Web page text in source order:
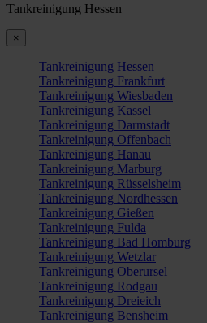
Tankreinigung Hessen
×
Tankreinigung Hessen
Tankreinigung Frankfurt
Tankreinigung Wiesbaden
Tankreinigung Kassel
Tankreinigung Darmstadt
Tankreinigung Offenbach
Tankreinigung Hanau
Tankreinigung Marburg
Tankreinigung Rüsselsheim
Tankreinigung Nordhessen
Tankreinigung Gießen
Tankreinigung Fulda
Tankreinigung Bad Homburg
Tankreinigung Wetzlar
Tankreinigung Oberursel
Tankreinigung Rodgau
Tankreinigung Dreieich
Tankreinigung Bensheim